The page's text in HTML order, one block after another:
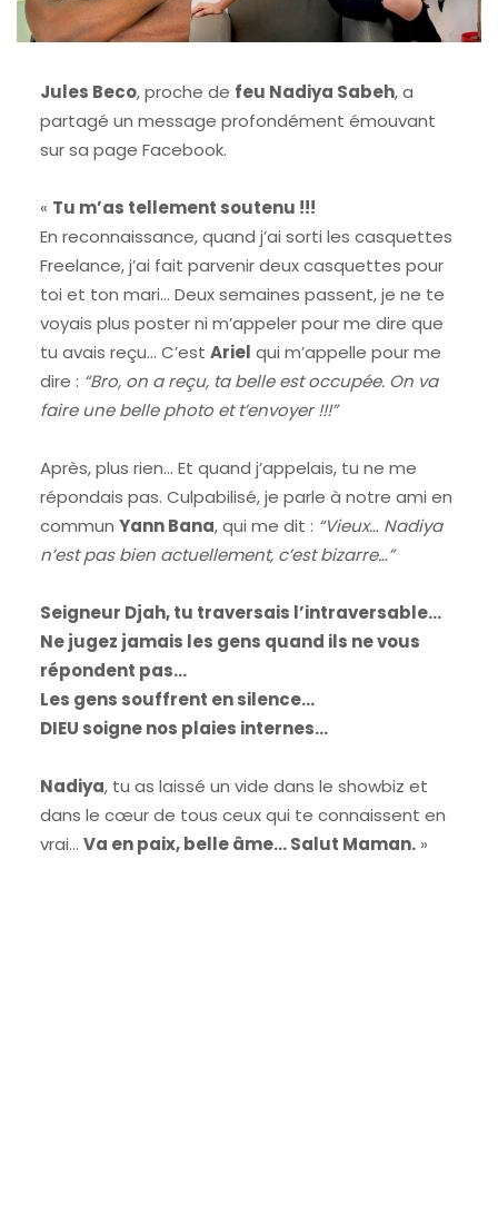
Jules Beco, proche de feu Nadiya Sabeh, a
partagé un message profondément émouvant
sur sa page Facebook.
« Tu m’as tellement soutenu !!!
En reconnaissance, quand j’ai sorti les casquettes
Freelance, j’ai fait parvenir deux casquettes pour
toi et ton mari… Deux semaines passent, je ne te
voyais plus poster ni m’appeler pour me dire que
tu avais reçu… C’est Ariel qui m’appelle pour me
dire : “Bro, on a reçu, ta belle est occupée. On va
faire une belle photo et t’envoyer !!!”
Après, plus rien… Et quand j’appelais, tu ne me
répondais pas. Culpabilisé, je parle à notre ami en
commun Yann Bana, qui me dit : “Vieux… Nadiya
n’est pas bien actuellement, c’est bizarre…”
Seigneur Djah, tu traversais l’intraversable…
Ne jugez jamais les gens quand ils ne vous
répondent pas…
Les gens souffrent en silence…
DIEU soigne nos plaies internes…
Nadiya, tu as laissé un vide dans le showbiz et
dans le cœur de tous ceux qui te connaissent en
vrai… Va en paix, belle âme… Salut Maman.»